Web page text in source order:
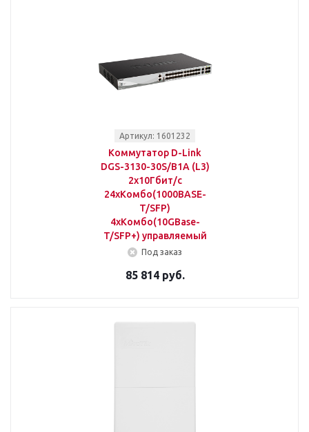
Артикул: 1601232
Коммутатор D-Link
DGS-3130-30S/B1A (L3)
2x10Гбит/с
24xКомбо(1000BASE-
T/SFP)
4xКомбо(10GBase-
T/SFP+) управляемый
Под заказ
85 814 руб.